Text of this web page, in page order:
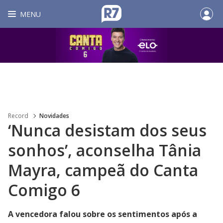
MENU
Record Novidades
‘Nunca desistam dos seus
sonhos’, aconselha Tânia
Mayra, campeã do Canta
Comigo 6
A vencedora falou sobre os sentimentos após a